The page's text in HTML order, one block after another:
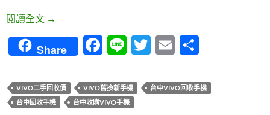
閱讀全文 台中收購vivo手機，青蘋果3C專業評估，即時現金
→
Share
F
e
b
Li
e
T
itt
E
ail
VIVO二手回收價 VIVO舊換新手機
台中VIVO回收手機
台中回收手機
台中收購VIVO手機